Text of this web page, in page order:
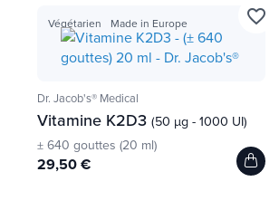
Végétarien Made in Europe
Dr. Jacob's® Medical
Vitamine K2D3 (50 µg - 1000 UI)
± 640 gouttes (20 ml)
29,50 €
favorite_border